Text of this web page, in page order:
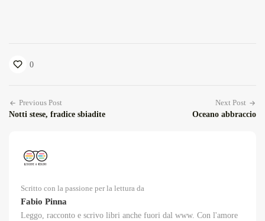
0
Previous Post
Notti stese, fradice sbiadite
Next Post
Oceano abbraccio
Scritto con la passione per la lettura da
Fabio Pinna
Leggo, racconto e scrivo libri anche fuori dal www. Con l'amore